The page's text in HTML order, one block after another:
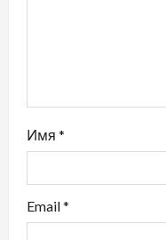
с
я
м
Имя *
Email*